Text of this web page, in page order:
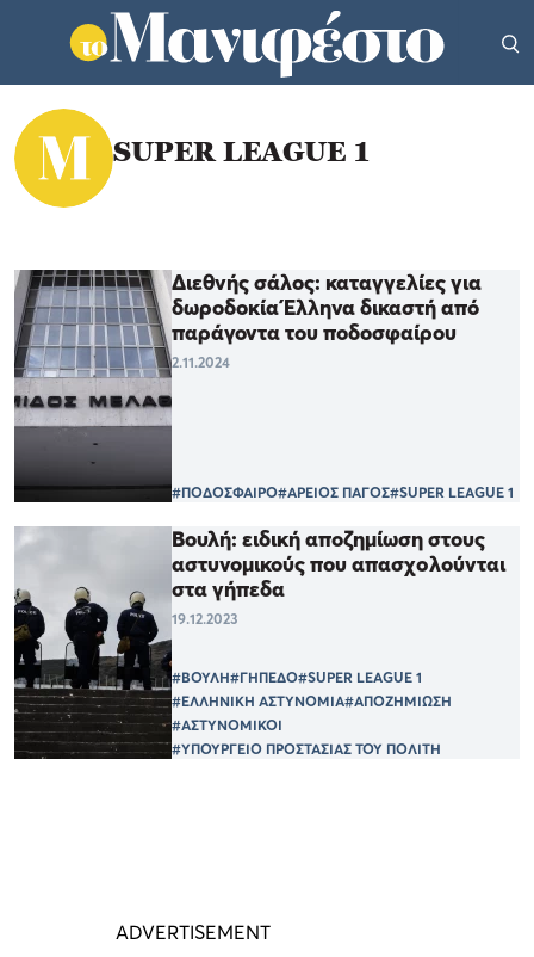
SUPER LEAGUE 1
Διεθνής σάλος: καταγγελίες για
δωροδοκία Έλληνα δικαστή από
παράγοντα του ποδοσφαίρου
2.11.2024
#ΠΟΔΟΣΦΑΙΡΟ#ΑΡΕΙΟΣ ΠΑΓΟΣ#SUPER LEAGUE 1
Βουλή: ειδική αποζημίωση στους
αστυνομικούς που απασχoλούνται
στα γήπεδα
19.12.2023
#ΒΟΥΛΗ#ΓΗΠΕΔΟ#SUPER LEAGUE 1
#ΕΛΛΗΝΙΚΗ ΑΣΤΥΝΟΜΙΑ#ΑΠΟΖΗΜΙΩΣΗ
#ΑΣΤΥΝΟΜΙΚΟΙ
#ΥΠΟΥΡΓΕΙΟ ΠΡΟΣΤΑΣΙΑΣ ΤΟΥ ΠΟΛΙΤΗ